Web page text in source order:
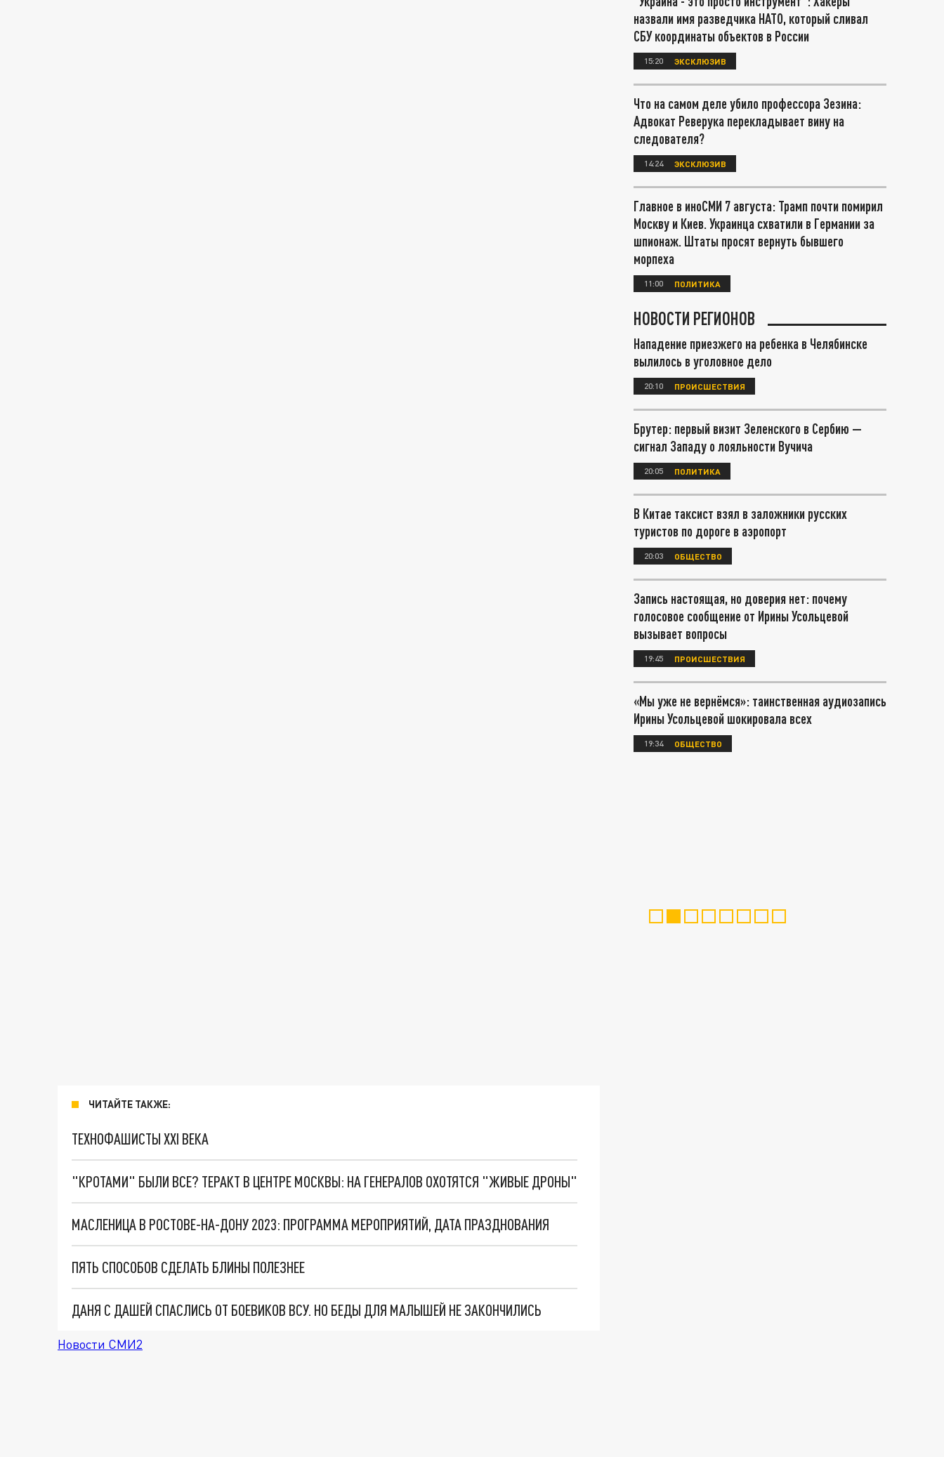
ЧИТАЙТЕ ТАКЖЕ:
ТЕХНОФАШИСТЫ XXI ВЕКА
"КРОТАМИ" БЫЛИ ВСЕ? ТЕРАКТ В ЦЕНТРЕ МОСКВЫ: НА ГЕНЕРАЛОВ ОХОТЯТСЯ "ЖИВЫЕ ДРОНЫ"
МАСЛЕНИЦА В РОСТОВЕ-НА-ДОНУ 2023: ПРОГРАММА МЕРОПРИЯТИЙ, ДАТА ПРАЗДНОВАНИЯ
ПЯТЬ СПОСОБОВ СДЕЛАТЬ БЛИНЫ ПОЛЕЗНЕЕ
ДАНЯ С ДАШЕЙ СПАСЛИСЬ ОТ БОЕВИКОВ ВСУ. НО БЕДЫ ДЛЯ МАЛЫШЕЙ НЕ ЗАКОНЧИЛИСЬ
Новости СМИ2
назвали имя разведчика НАТО, который сливал
СБУ координаты объектов в России
15:20 ЭКСКЛЮЗИВ
Что на самом деле убило профессора Зезина:
Адвокат Реверука перекладывает вину на
следователя?
14:24 ЭКСКЛЮЗИВ
Главное в иноСМИ 7 августа: Трамп почти помирил
Москву и Киев. Украинца схватили в Германии за
шпионаж. Штаты просят вернуть бывшего
морпеха
11:00 ПОЛИТИКА
НОВОСТИ РЕГИОНОВ
Нападение приезжего на ребенка в Челябинске
вылилось в уголовное дело
20:10 ПРОИСШЕСТВИЯ
Брутер: первый визит Зеленского в Сербию —
сигнал Западу о лояльности Вучича
20:05 ПОЛИТИКА
В Китае таксист взял в заложники русских
туристов по дороге в аэропорт
20:03 ОБЩЕСТВО
Запись настоящая, но доверия нет: почему
голосовое сообщение от Ирины Усольцевой
вызывает вопросы
19:45 ПРОИСШЕСТВИЯ
«Мы уже не вернёмся»: таинственная аудиозапись
Ирины Усольцевой шокировала всех
19:34 ОБЩЕСТВО